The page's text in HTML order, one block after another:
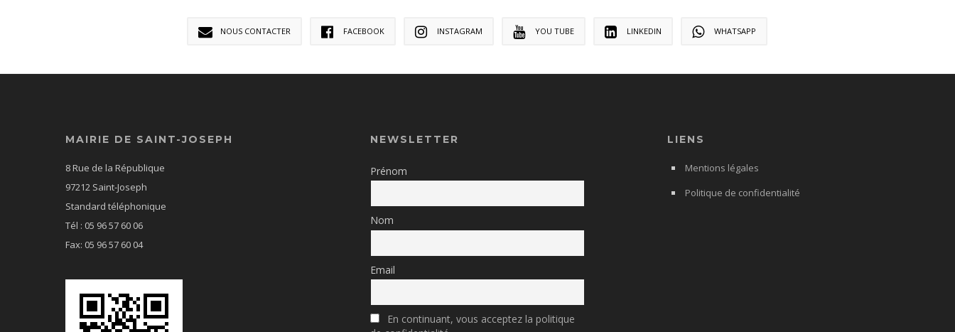
NOUS CONTACTER FACEBOOK INSTAGRAM YOU TUBE LINKEDIN WHATSAPP
MAIRIE DE SAINT-JOSEPH
8 Rue de la République
97212 Saint-Joseph
Standard téléphonique
Tél : 05 96 57 60 06
Fax: 05 96 57 60 04
NEWSLETTER
Prénom
Nom
Email
En continuant, vous acceptez la politique
LIENS
Mentions légales
Politique de confidentialité